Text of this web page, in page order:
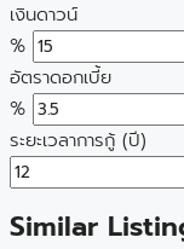
เงินดาวน์
%
อัตราดอกเบี้ย
%
ระยะเวลาการกู้ (ปี)
Similar